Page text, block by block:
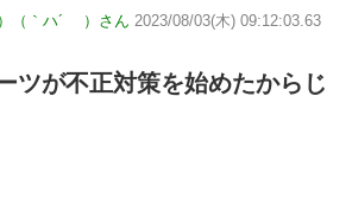
（｀ハ´ ）さん 2023/08/03(木) 09:12:03.63
ツが不正対策を始めたからじ